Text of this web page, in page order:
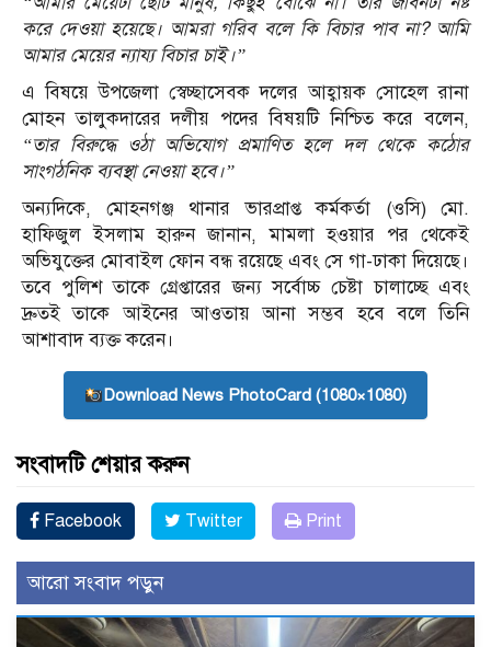
করে দেওয়া হয়েছে। আমরা গরিব বলে কি বিচার পাব না? আমি
আমার মেয়ের ন্যায্য বিচার চাই।”
এ বিষয়ে উপজেলা স্বেচ্ছাসেবক দলের আহ্বায়ক সোহেল রানা
মোহন তালুকদারের দলীয় পদের বিষয়টি নিশ্চিত করে বলেন,
“তার বিরুদ্ধে ওঠা অভিযোগ প্রমাণিত হলে দল থেকে কঠোর
সাংগঠনিক ব্যবস্থা নেওয়া হবে।”
অন্যদিকে, মোহনগঞ্জ থানার ভারপ্রাপ্ত কর্মকর্তা (ওসি) মো.
হাফিজুল ইসলাম হারুন জানান, মামলা হওয়ার পর থেকেই
অভিযুক্তের মোবাইল ফোন বন্ধ রয়েছে এবং সে গা-ঢাকা দিয়েছে।
তবে পুলিশ তাকে গ্রেপ্তারের জন্য সর্বোচ্চ চেষ্টা চালাচ্ছে এবং
দ্রুতই তাকে আইনের আওতায় আনা সম্ভব হবে বলে তিনি
আশাবাদ ব্যক্ত করেন।
Download News PhotoCard (1080×1080)
সংবাদটি শেয়ার করুন
Facebook Twitter Print
আরো সংবাদ পড়ুন